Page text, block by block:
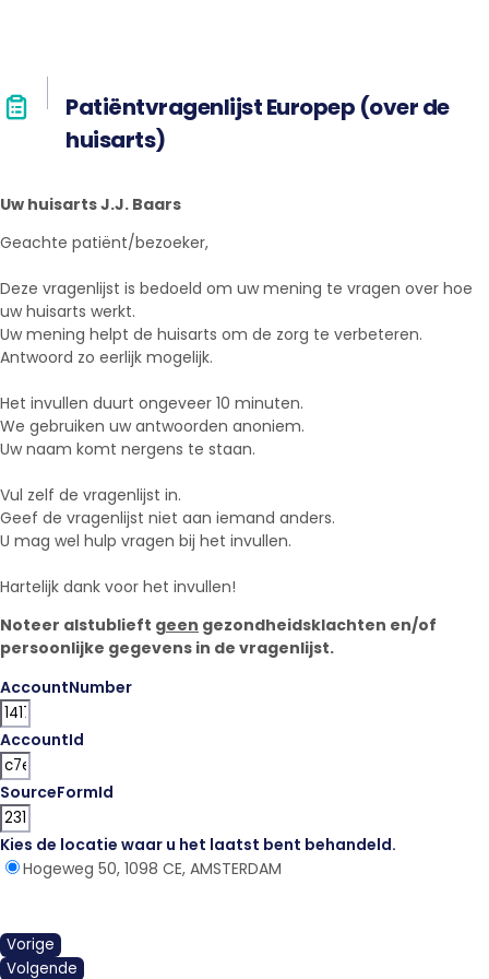
Patiëntvragenlijst Europep (over de
huisarts)
Uw huisarts J.J. Baars
Geachte patiënt/bezoeker,
Deze vragenlijst is bedoeld om uw mening te vragen over hoe
uw huisarts werkt.
Uw mening helpt de huisarts om de zorg te verbeteren.
Antwoord zo eerlijk mogelijk.
Het invullen duurt ongeveer 10 minuten.
We gebruiken uw antwoorden anoniem.
Uw naam komt nergens te staan.
Vul zelf de vragenlijst in.
Geef de vragenlijst niet aan iemand anders.
U mag wel hulp vragen bij het invullen.
Hartelijk dank voor het invullen!
Noteer alstublieft geen gezondheidsklachten en/of
persoonlijke gegevens in de vragenlijst.
AccountNumber
AccountId
SourceFormId
Kies de locatie waar u het laatst bent behandeld.
Hogeweg 50, 1098 CE, AMSTERDAM
Vorige
Volgende